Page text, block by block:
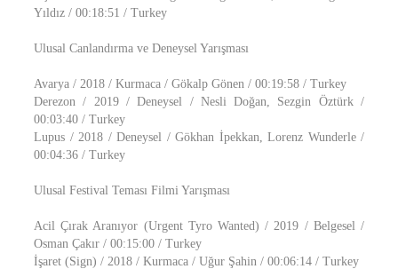
Yıldız / 00:18:51 / Turkey
Ulusal Canlandırma ve Deneysel Yarışması
Avarya / 2018 / Kurmaca / Gökalp Gönen / 00:19:58 / Turkey
Derezon / 2019 / Deneysel / Nesli Doğan, Sezgin Öztürk /
00:03:40 / Turkey
Lupus / 2018 / Deneysel / Gökhan İpekkan, Lorenz Wunderle /
00:04:36 / Turkey
Ulusal Festival Teması Filmi Yarışması
Acil Çırak Aranıyor (Urgent Tyro Wanted) / 2019 / Belgesel /
Osman Çakır / 00:15:00 / Turkey
İşaret (Sign) / 2018 / Kurmaca / Uğur Şahin / 00:06:14 / Turkey